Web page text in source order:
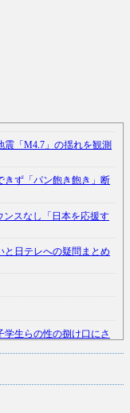
「M4.7」の揺れを観測
きず「パン飽き飽き」断
ンスなし「日本を応援す
と日テレへの疑問まとめ
学生らの性の捌け口にさ
会合で賛同広がらず